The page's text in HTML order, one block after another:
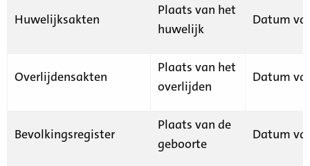
Huwelijksakten
Plaats van het
huwelijk
Datum
Overlijdensakten
Plaats van het
overlijden
Datum
Bevolkingsregister
Plaats van de
geboorte
Datum